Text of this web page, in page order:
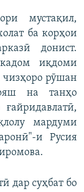
мустақил,
ба корҳои
донист.
иқдоми
чизҳоро рӯшан
на танҳо
мардуми
и Русия
дар суҳбат бо